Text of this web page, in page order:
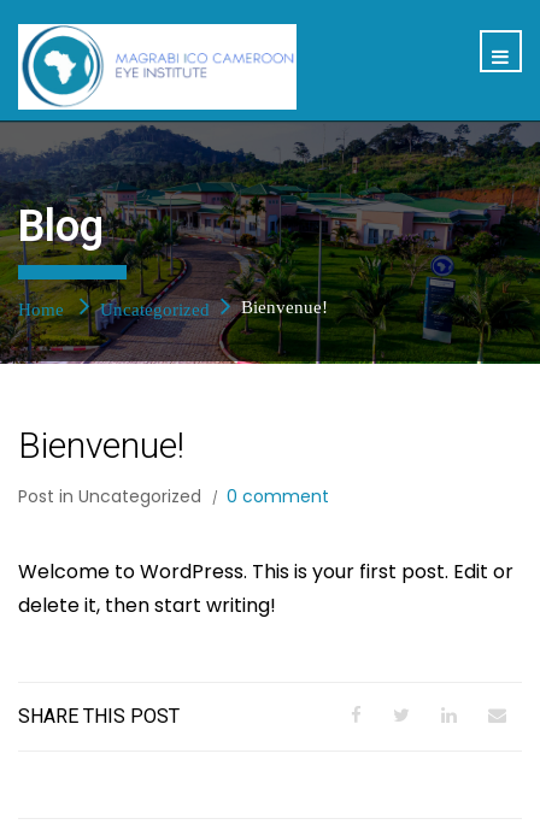
Blog
Home Uncategorized Bienvenue!
Bienvenue!
Post in Uncategorized 0 comment
Welcome to WordPress. This is your first post. Edit or
delete it, then start writing!
SHARE THIS POST